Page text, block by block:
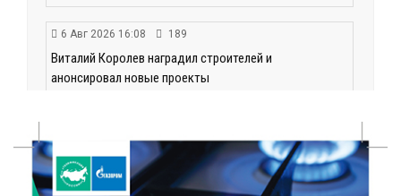
6 Авг 2026 16:08 189
Виталий Королев наградил строителей и
анонсировал новые проекты
Объем выдачи ипотеки в России вырос на 38%